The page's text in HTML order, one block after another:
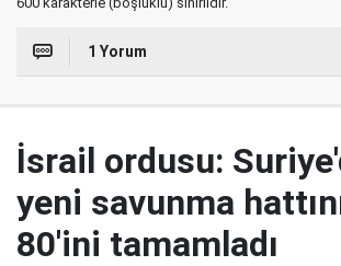
1 Yorum
İsrail ordusu:
yeni savunma
80'ini tamamladı